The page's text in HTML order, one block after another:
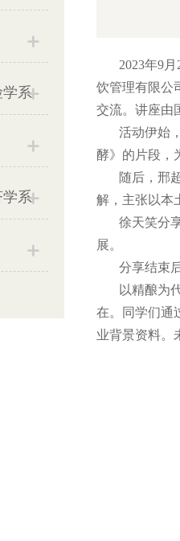
学系
学系
2023年9月
饮管理有限公
交流。讲座由
活动伊始，
酵》的片段，
随后，邢超
解，主张以本
徐天笑分享
展。
分享结束后
以精酿为代
在。同学们通
业背景资料。